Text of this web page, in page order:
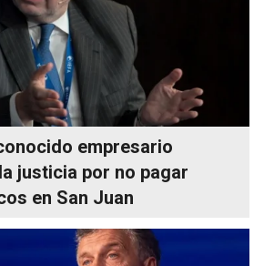
empresario
justicia por no pagar
en San Juan